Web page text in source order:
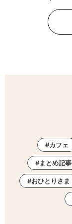
カフェ
まとめ記事
おひとりさま